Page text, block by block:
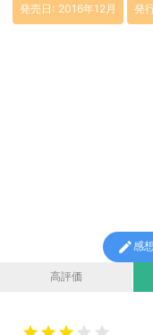
発売日: 2016年12月 発
高評価
edit感